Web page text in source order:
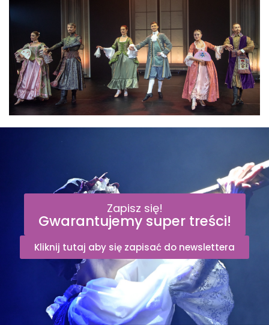
Zapisz się!
Gwarantujemy super treści!
Kliknij tutaj aby się zapisać do newslettera